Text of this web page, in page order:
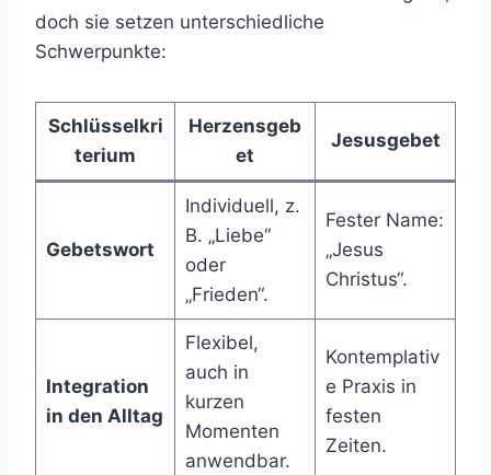
doch sie setzen unterschiedliche
Schwerpunkte:
Schlüsselkri
terium
Herzensgeb
et
Jesusgebet
Gebetswort
Individuell, z.
B. „Liebe“
oder
„Frieden“.
Fester Name:
„Jesus
Christus“.
Integration
in den Alltag
Flexibel,
auch in
kurzen
Momenten
anwendbar.
Kontemplativ
e Praxis in
festen
Zeiten.